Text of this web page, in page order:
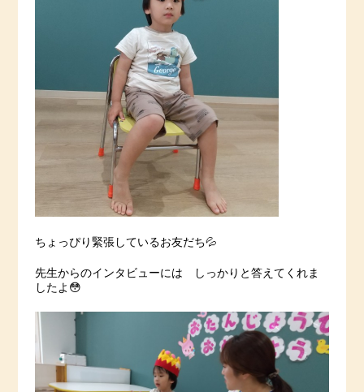
ちょっぴり緊張しているお友だち💦
先生からのインタビューには しっかりと答えてくれま
したよ😳